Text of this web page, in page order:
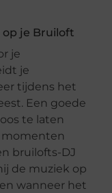
op je Bruiloft
je
je
tijdens het
Een goede
te laten
momenten
bruilofts-DJ
de muziek op
wanneer het